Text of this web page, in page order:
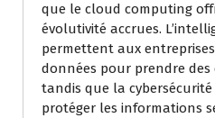
que le cloud computing
évolutivité accrues.
permettent aux
données pour prendre des
tandis que la
protéger les informations